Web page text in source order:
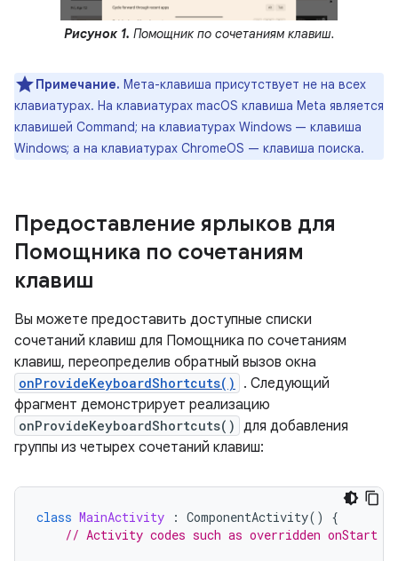
Рисунок 1. Помощник по сочетаниям клавиш.
Примечание. Мета-клавиша присутствует не на всех
клавиатурах. На клавиатурах macOS клавиша Meta является
клавишей Command; на клавиатурах Windows — клавиша
Windows; а на клавиатурах ChromeOS — клавиша поиска.
Предоставление ярлыков для
Помощника по сочетаниям
клавиш
Вы можете предоставить доступные списки
сочетаний клавиш для Помощника по сочетаниям
клавиш, переопределив обратный вызов окна
onProvideKeyboardShortcuts()
. Следующий
фрагмент демонстрирует реализацию
onProvideKeyboardShortcuts() для добавления
группы из четырех сочетаний клавиш:
class MainActivity : ComponentActivity()
{
// Activity codes such as overridden onStart